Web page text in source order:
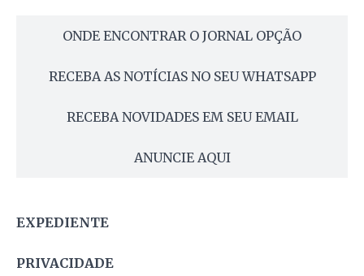
ONDE ENCONTRAR O JORNAL OPÇÃO
RECEBA AS NOTÍCIAS NO SEU WHATSAPP
RECEBA NOVIDADES EM SEU EMAIL
ANUNCIE AQUI
EXPEDIENTE
PRIVACIDADE